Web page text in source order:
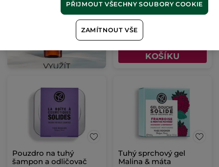
169.00 Kč
KOŠÍKU
Pouzdro na tuhý
šampon a odličovač
Tuhý sprchový gel
Malina & máta
ZAMÍTNOUT VŠE
PŘIJMOUT VŠECHNY SOUBORY COOKIE